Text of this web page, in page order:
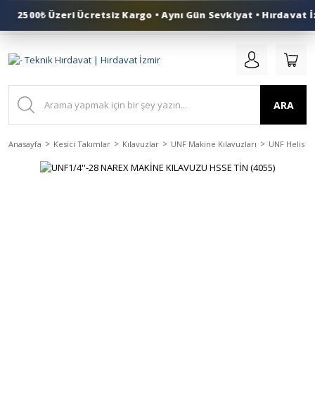
0 (553) 324 41 50
ARA
Anasayfa Kesici Takımlar Kılavuzlar UNF Makine Kılavuzları UNF Helis
2500₺ Üzeri Ücretsiz Kargo • Aynı Gün Sevkiyat • Hırdavat